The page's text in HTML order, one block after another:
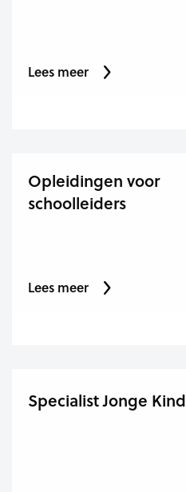
Lees meer
Opleidingen voor
schoolleiders
Lees meer
Specialist Jonge Kind